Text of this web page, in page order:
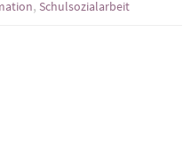
, Schulsozialarbeit